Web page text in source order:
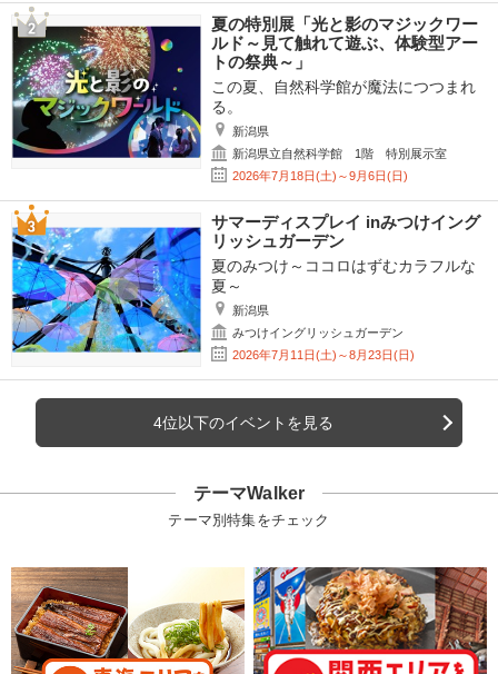
夏の特別展「光と影のマジックワー
ルド～見て触れて遊ぶ、体験型アー
トの祭典～」
この夏、自然科学館が魔法につつまれ
る。
新潟県
新潟県立自然科学館 1階 特別展示室
2026年7月18日(土)～9月6日(日)
サマーディスプレイ inみつけイング
リッシュガーデン
夏のみつけ～ココロはずむカラフルな
夏～
新潟県
みつけイングリッシュガーデン
2026年7月11日(土)～8月23日(日)
4位以下のイベントを見る
テーマWalker
テーマ別特集をチェック